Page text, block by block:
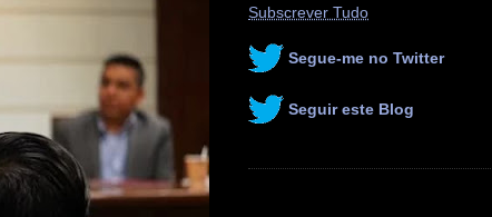
Subscrever Tudo
Segue-me no Twitter
Seguir este Blog